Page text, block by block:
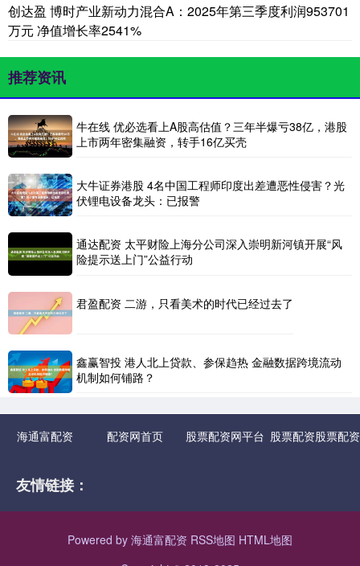
创达盈 博时产业新动力混合A：2025年第三季度利润953701
万元 净值增长率2541%
推荐资讯
牛在线 优必选看上A股高估值？三年半爆亏38亿，港股
上市两年密集融资，转手16亿买壳
大牛证券港股 4名中国工程师印度出差遭恶性侵害？光
伏锂电设备龙头：已报警
通达配资 太平财险上海分公司深入崇明新河镇开展“风
险提示送上门”公益行动
君盈配资 二游，只看美术的时代已经过去了
鑫赢智投 港人北上贷款、参保趋热 金融数据跨境流动
机制如何铺路？
海通富配资 配资网首页 股票配资网平台 股票配资股票配资
友情链接：
Powered by 海通富配资 RSS地图 HTML地图